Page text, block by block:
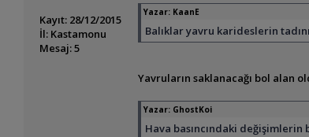
Kayıt: 28/12/2015
İl: Kastamonu
Mesaj: 5
Yazar: KaanE
Balıklar yavru karideslerin
Yavruların saklanacağı bol alan
Yazar: GhostKoi
Hava basıncındaki